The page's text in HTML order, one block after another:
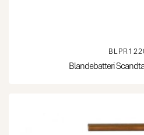
Blandebatteri